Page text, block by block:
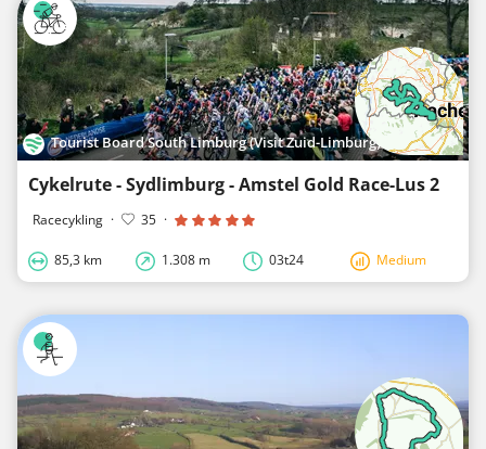
Tourist Board South Limburg (Visit Zuid-Limburg)
Cykelrute - Sydlimburg - Amstel Gold Race-Lus 2
Racecykling · 35 ·
85,3 km 1.308 m 03t24 Medium